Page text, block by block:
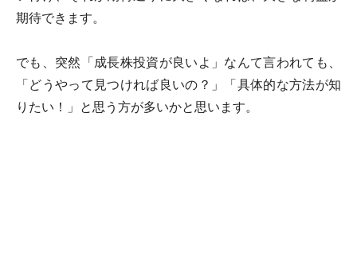
期待できます。
でも、突然「成長株投資が良いよ」なんて言われても、
「どうやって見つければ良いの？」「具体的な方法が知
りたい！」と思う方が多いかと思います。